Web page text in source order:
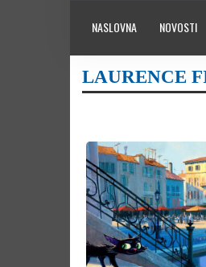
NASLOVNA NOVOSTI
LAURENCE